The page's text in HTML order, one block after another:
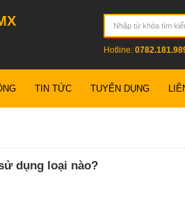
Hotline:
TIN TỨC TUYỂN DỤNG
dụng loại nào?